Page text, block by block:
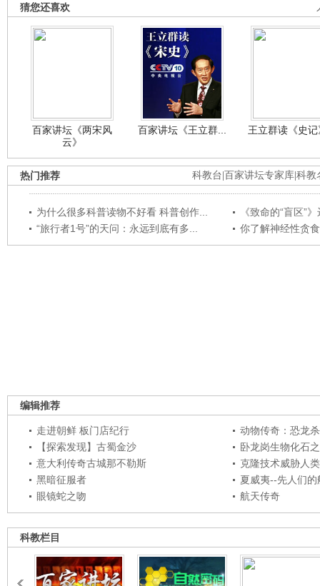
猜您还喜欢
百家讲坛《两宋风
云》
百家讲坛《王立群... 王立群读《史
科教台 百家讲坛专家库 科教
热门推荐
为什么很多科普读物不好看 科普创作...
《致命的“盲区”
“旅行者1号”的天问：永远到底有多...
你了解神经性贪
编辑推荐
走进朝鲜 板门店纪行
动物传奇：恐龙
【探索发现】古蜀金沙
卧龙岗生物化石
意大利传奇古城那不勒斯
克隆技术威胁人
黑暗征服者
夏威夷--先人们的
眼镜蛇之吻
航天传奇
科教栏目